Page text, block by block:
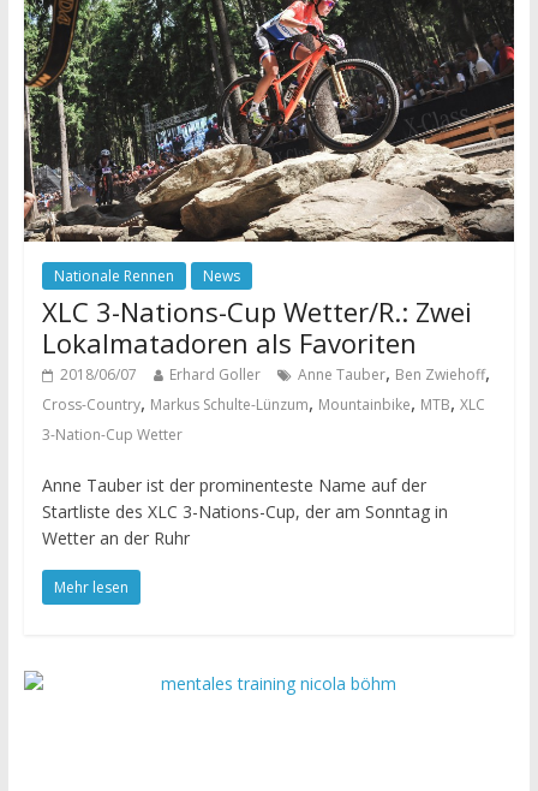
Nationale Rennen News
XLC 3-Nations-Cup Wetter/R.: Zwei
Lokalmatadoren als Favoriten
2018/06/07 Erhard Goller Anne Tauber, Ben Zwiehoff,
Cross-Country, Markus Schulte-Lünzum, Mountainbike, MTB, XLC
3-Nation-Cup Wetter
Anne Tauber ist der prominenteste Name auf der
Startliste des XLC 3-Nations-Cup, der am Sonntag in
Wetter an der Ruhr
Mehr lesen